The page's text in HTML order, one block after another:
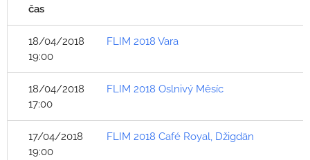
čas
18/04/2018
19:00
FLIM 2018 Vara
18/04/2018
17:00
FLIM 2018 Oslnivý Měsíc
17/04/2018
19:00
FLIM 2018 Café Royal, Džigdän